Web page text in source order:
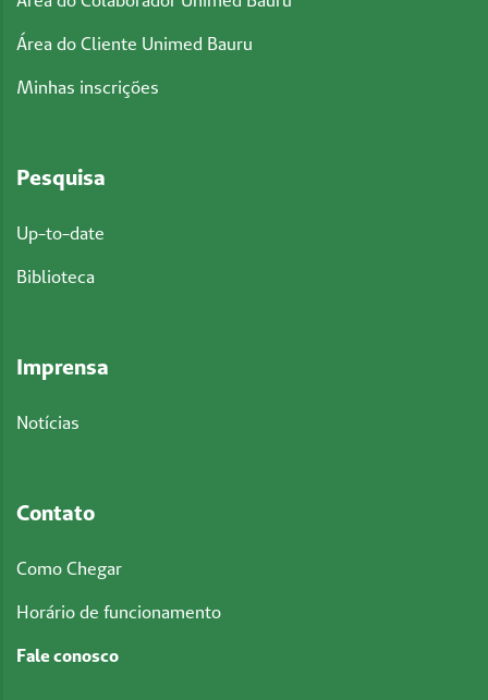
Área do Cliente Unimed Bauru
Minhas inscrições
Pesquisa
Up-to-date
Biblioteca
Imprensa
Notícias
Contato
Como Chegar
Horário de funcionamento
Fale conosco